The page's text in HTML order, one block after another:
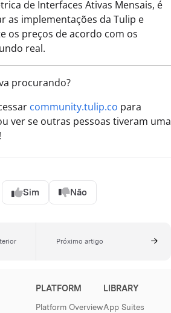
de Interfaces Ativas Mensais, é
as implementações da Tulip e
os preços de acordo com os
real.
procurando?
community.tulip.co para
ver se outras pessoas tiveram uma
Sim Não
Próximo artigo
PLATFORM
Platform Overview
LIBRARY
App Suites